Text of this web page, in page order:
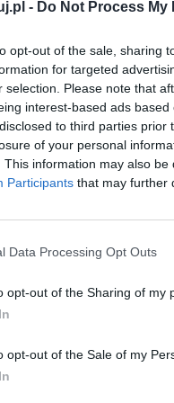
- Do Not Process
opt-out of the sale, sharing
for targeted
selection. Please note that
interest-based ads
to third parties
of your personal
This information may also
Participants that may further
Data Processing Opt Outs
opt-out of the Sharing of my
opt-out of the Sale of my
siebie samych w
seksualnie
to sprawiało,
wystarczała
o to, czy w takich
jakich żyjemy
o tym, że
choćby
człowieka.
jako dzieło
zbrodniach II wojny
tym tle zadaje nam
sposób wyobrazić